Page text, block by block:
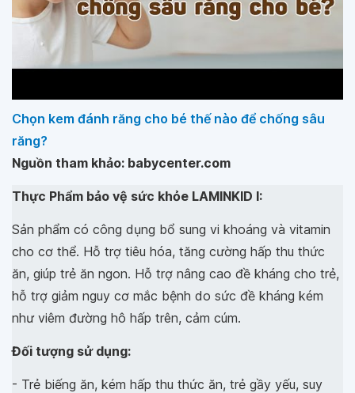
Chọn kem đánh răng cho bé thế nào để chống sâu
răng?
Nguồn tham khảo: babycenter.com
Thực Phẩm bảo vệ sức khỏe LAMINKID I:
Sản phẩm có công dụng bổ sung vi khoáng và vitamin
cho cơ thể. Hỗ trợ tiêu hóa, tăng cường hấp thu thức
ăn, giúp trẻ ăn ngon. Hỗ trợ nâng cao đề kháng cho trẻ,
hỗ trợ giảm nguy cơ mắc bệnh do sức đề kháng kém
như viêm đường hô hấp trên, cảm cúm.
Đối tượng sử dụng:
- Trẻ biếng ăn, kém hấp thu thức ăn, trẻ gầy yếu, suy